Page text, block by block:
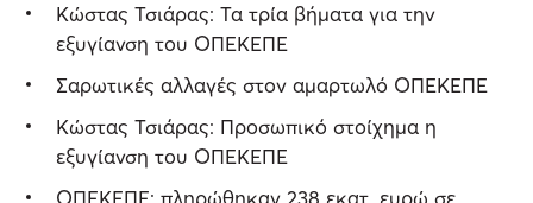
Κώστας Τσιάρας: Τα τρία βήματα για την
εξυγίανση του ΟΠΕΚΕΠΕ
Σαρωτικές αλλαγές στον αμαρτωλό ΟΠΕΚΕΠΕ
Κώστας Τσιάρας: Προσωπικό στοίχημα η
εξυγίανση του ΟΠΕΚΕΠΕ